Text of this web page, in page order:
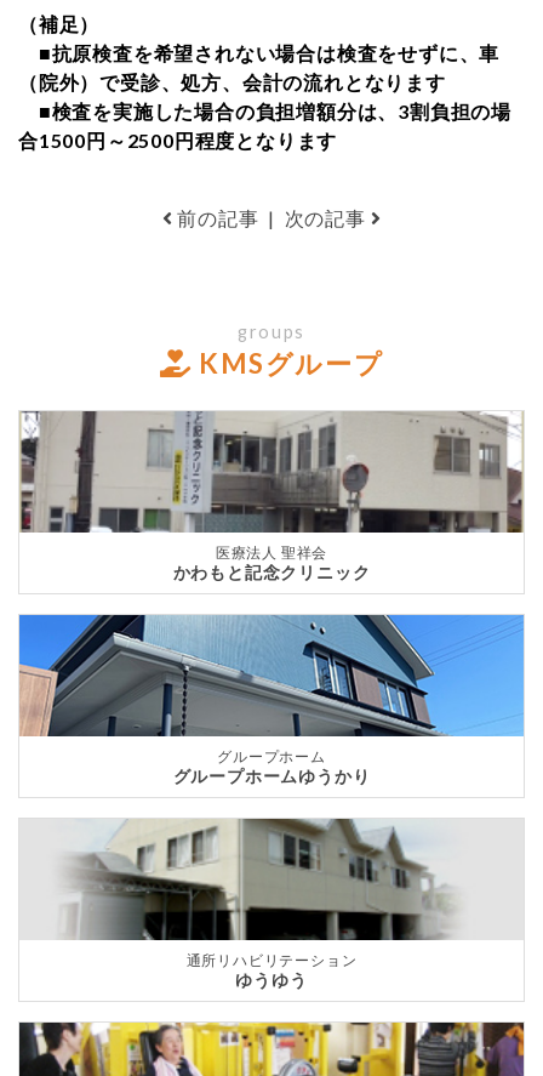
（補足）
■抗原検査を希望されない場合は検査をせずに、車
（院外）で受診、処方、会計の流れとなります
■検査を実施した場合の負担増額分は、3割負担の場
合1500円～2500円程度となります
前の記事 | 次の記事
groups
KMSグループ
医療法人 聖祥会
かわもと記念クリニック
グループホーム
グループホームゆうかり
通所リハビリテーション
ゆうゆう